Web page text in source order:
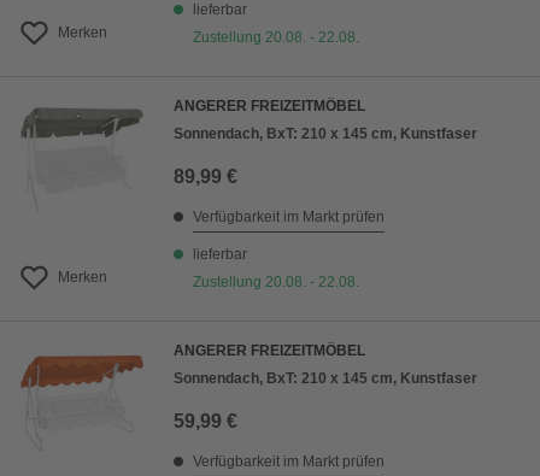
Merken
lieferbar
Zustellung 20.08. - 22.08.
Merken
ANGERER FREIZEITMÖBEL
Sonnendach, BxT: 210 x 145 cm, Kunstfaser
89,99 €
Verfügbarkeit im Markt prüfen
lieferbar
Zustellung 20.08. - 22.08.
ANGERER FREIZEITMÖBEL
Sonnendach, BxT: 210 x 145 cm, Kunstfaser
59,99 €
Verfügbarkeit im Markt prüfen